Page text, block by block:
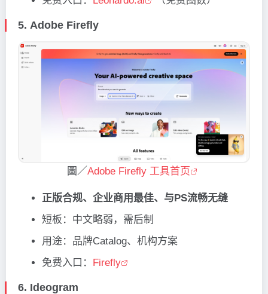
5. Adobe Firefly
圖／Adobe Firefly 工具首页
正版合规、企业商用最佳、与PS流畅无缝
短板：中文略弱，需后制
用途：品牌Catalog、机构方案
免费入口：
Firefly
6. Ideogram